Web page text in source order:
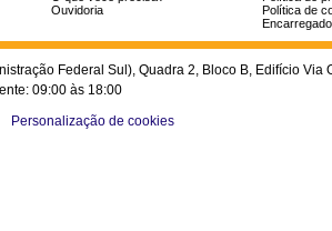
Ouvidoria
Política de
Federal Sul), Quadra 2, Bloco B, Edifício
09:00 às 18:00
Personalização de cookies